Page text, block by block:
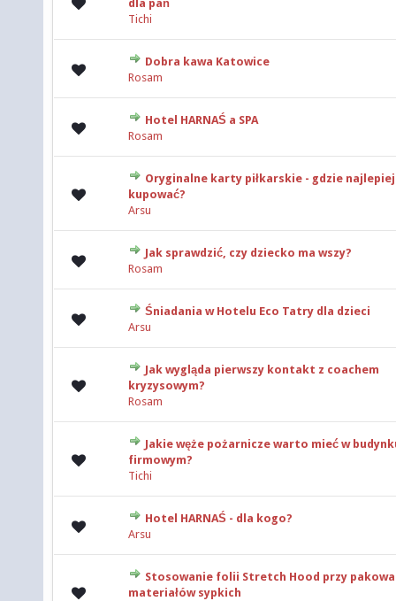
dla pań
Tichi
Dobra kawa Katowice
Rosam
0 głosów - średnia ocena: 0 na 5 gwiazdek
Hotel HARNAŚ a SPA
Rosam
0 głosów - średnia ocena: 0 na 5 gwiazdek
Oryginalne karty piłkarskie - gdzie najlepiej
kupować?
Arsu
0 głosów - średnia ocena: 0 na 5 gwiazdek
Jak sprawdzić, czy dziecko ma wszy?
Rosam
0 głosów - średnia ocena: 0 na 5 gwiazdek
Śniadania w Hotelu Eco Tatry dla dzieci
Arsu
0 głosów - średnia ocena: 0 na 5 gwiazdek
Jak wygląda pierwszy kontakt z coachem
kryzysowym?
Rosam
0 głosów - średnia ocena: 0 na 5 gwiazdek
Jakie węże pożarnicze warto mieć w
firmowym?
Tichi
0 głosów - średnia ocena: 0 na 5 gwiazdek
Hotel HARNAŚ - dla kogo?
Arsu
0 głosów - średnia ocena: 0 na 5 gwiazdek
Stosowanie folii Stretch Hood przy
materiałów sypkich
0 głosów - średnia ocena: 0 na 5 gwiazdek